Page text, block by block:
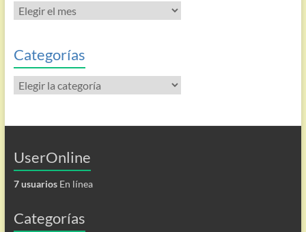
Todas
las
Categorías
Categorías
UserOnline
7 usuariosEn línea
Categorías